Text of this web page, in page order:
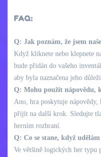
FAQ:
Q: Jak poznám, že jsem
Když kliknete nebo klepnete
bude přidán do vašeho
aby byla naznačena jeho
Q: Mohu použít nápovědu,
Ano, hra poskytuje nápovědy,
přijít na další krok. Sledujte
herním rozhraní.
Q: Co se stane, když
Ve většině logických her typu